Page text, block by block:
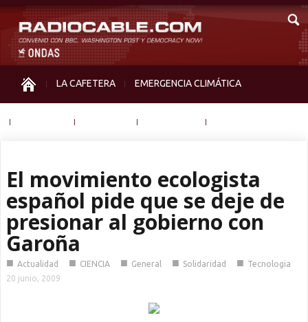
LA CAFETERA EMERGENCIA CLIMÁTICA
El movimiento ecologista
español pide que se deje de
presionar al gobierno con
Garoña
■ Actualidad ■ CIENCIA ■ General ■ Solidaridad ■ Tecnologia
20 junio, 2009